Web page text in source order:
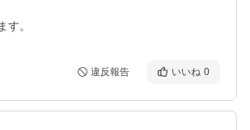
す。
違反報告 いいね 0